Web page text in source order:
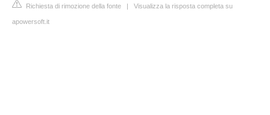
Richiesta di rimozione della fonte | Visualizza la risposta completa su
apowersoft.it